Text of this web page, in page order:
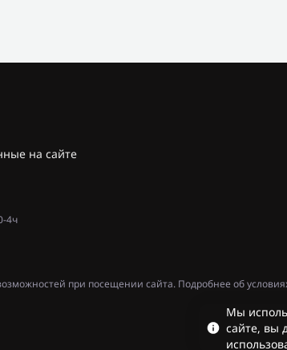
на сайте
4ч
при посещении сайта. Подробнее об
Мы
сайте, вы